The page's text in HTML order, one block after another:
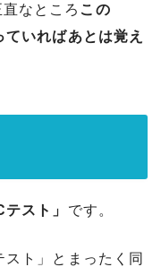
なところ この
ていればあとは覚え
スト」 です。
ト」とまったく同